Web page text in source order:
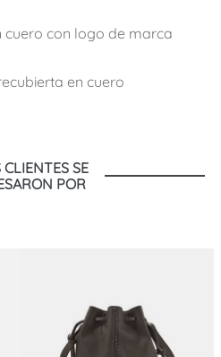
cuero con logo de marca
en cuero
SE
POR